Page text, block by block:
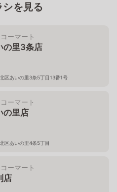
を見る
ーマート
の里3条店
区あいの里3条5丁目13番1号
ーマート
の里店
区あいの里4条5丁目
ーマート
店